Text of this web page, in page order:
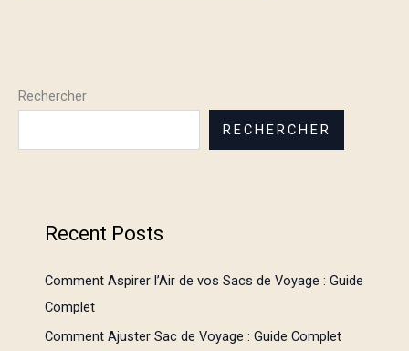
Rechercher
RECHERCHER
Recent Posts
Comment Aspirer l’Air de vos Sacs de Voyage : Guide
Complet
Comment Ajuster Sac de Voyage : Guide Complet